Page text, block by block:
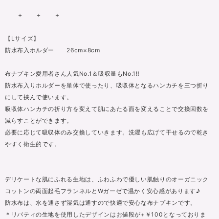
＋ ＋ ＋
【Lサイズ】
防水布入ホルダー 26cm×8cm
布ナプキン愛用者さん人気No.1＆吸収量もNo.1‼
防水布入りホルダーを単体で使ったり、吸収体となるハンカチを三つ折り
にして挟んで使います。
吸収体ハンカチの折り方を変えて肌にあたる面を変えることで交換回数を
減らすことができます。
必要に応じて吸収体のみ交換していきます。洗濯も広げて干せるので乾き
やすく衛生的です。
デリケートな肌にふれる生地は、ふわふわで優しい肌触りのオーガニック
コットンの両面起毛フランネルとWガーゼで温かく安心感があります♪
防水布は、水を通さず湿気は通すので快適で安心な布ナプキンです。
＊リバティの生地を使用したデザインはお値段が+￥100となっておりま